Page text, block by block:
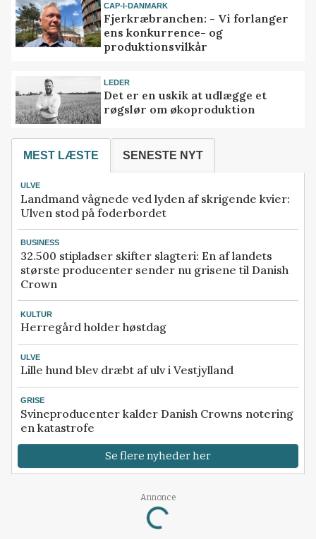
CAP-I-DANMARK
Fjerkræbranchen: - Vi forlanger
ens konkurrence- og
produktionsvilkår
LEDER
Det er en uskik at udlægge et
røgslør om økoproduktion
MEST LÆSTE SENESTE NYT
ULVE
Landmand vågnede ved lyden af skrigende kvier:
Ulven stod på foderbordet
BUSINESS
32.500 stipladser skifter slagteri: En af landets
største producenter sender nu grisene til Danish
Crown
KULTUR
Herregård holder høstdag
ULVE
Lille hund blev dræbt af ulv i Vestjylland
GRISE
Svineproducenter kalder Danish Crowns notering
en katastrofe
Se flere nyheder her
Annonce
Loading...